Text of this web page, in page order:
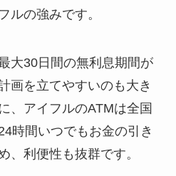
ルの強みです。
大30日間の無利息期間が
画を立てやすいのも大き
、アイフルのATMは全国
時間いつでもお金の引き
、利便性も抜群です。